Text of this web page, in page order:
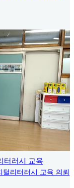
터러시 교육
리터러시 교육 의뢰